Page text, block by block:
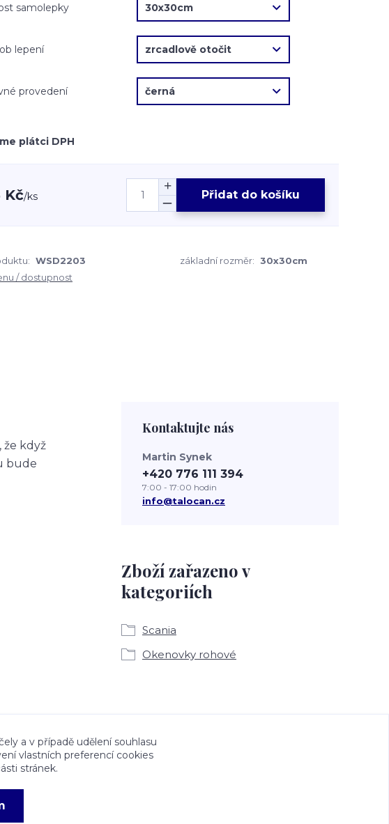
samolepky
lepení
provedení
plátci DPH
Kč/ks Přidat do košíku
WSD2203 základní rozměr: 30x30cm
/ dostupnost
že když
bude
Zboží zařazeno v
kategoriích
Scania
Okenovky rohové
Kontaktujte nás
Martin Synek
+420 776 111 394
7:00 - 17:00 hodin
info@talocan.cz
a CeskeSamolepky.cz jsou chráněny autorským
a v případě udělení souhlasu
vlastních preferencí cookies
stránek.